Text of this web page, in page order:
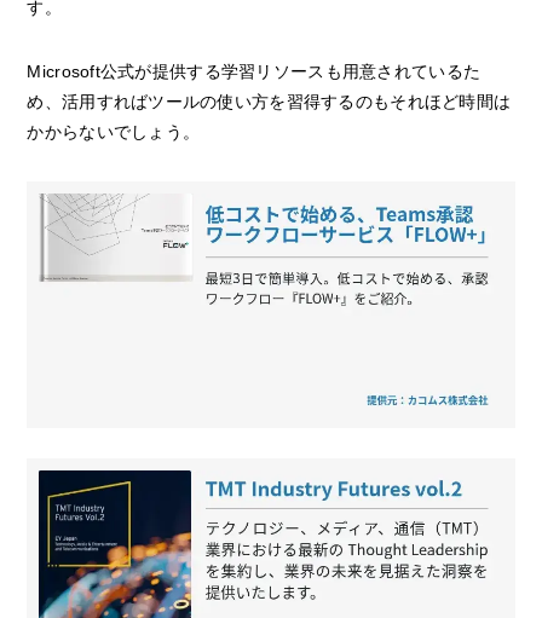
す。
Microsoft公式が提供する学習リソースも用意されているた
め、活用すればツールの使い方を習得するのもそれほど時間は
かからないでしょう。